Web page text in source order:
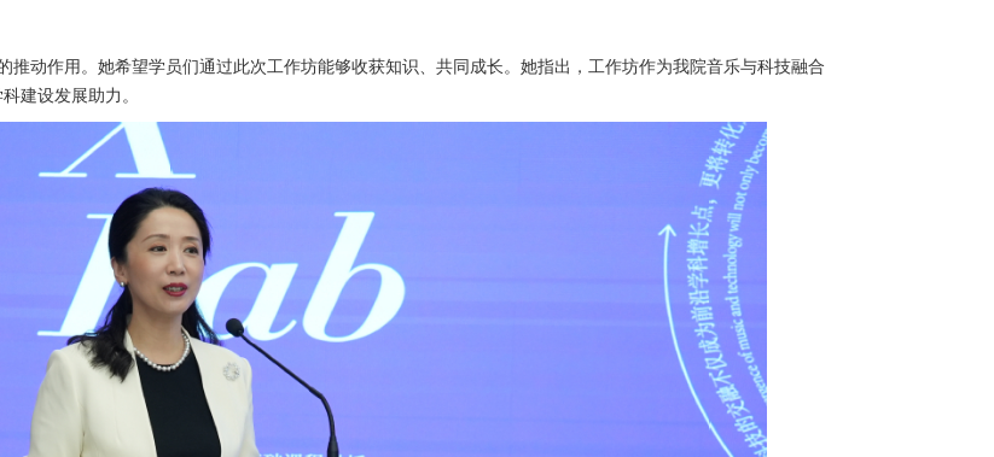
动作用。她希望学员们通过此次工作坊能够收获知识、共同成长。她指出，工作坊作为我院音乐与科技融合
建设发展助力。